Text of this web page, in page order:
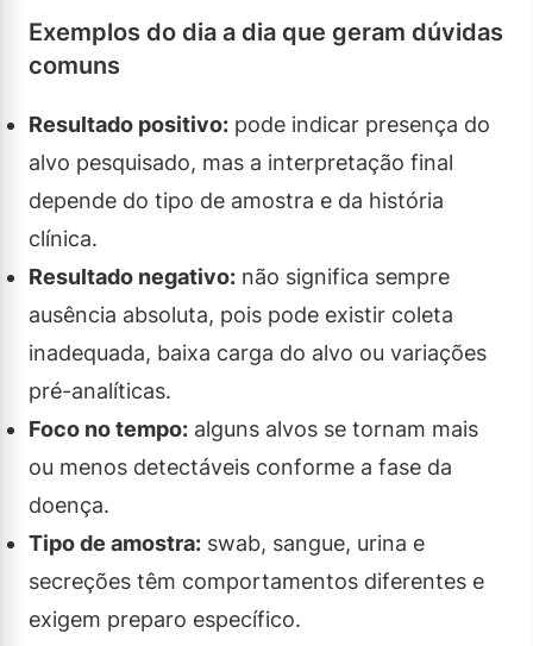
Exemplos do dia a dia que geram dúvidas
comuns
Resultado positivo: pode indicar presença do
alvo pesquisado, mas a interpretação final
depende do tipo de amostra e da história
clínica.
Resultado negativo: não significa sempre
ausência absoluta, pois pode existir coleta
inadequada, baixa carga do alvo ou variações
pré-analíticas.
Foco no tempo: alguns alvos se tornam mais
ou menos detectáveis conforme a fase da
doença.
Tipo de amostra: swab, sangue, urina e
secreções têm comportamentos diferentes e
exigem preparo específico.